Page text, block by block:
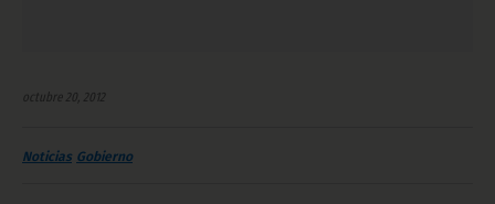
octubre 20, 2012
Noticias Gobierno